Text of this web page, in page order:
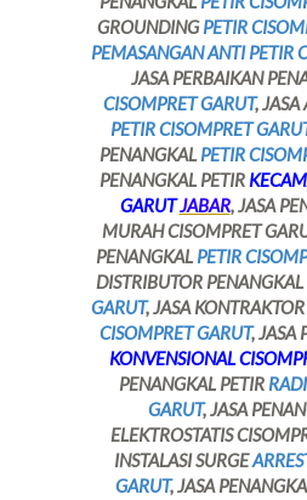
GROUNDINGPETIR
PEMASANGAN ANTI PETIR
JASA PERBAIKAN
CISOMPRET GARUT, JASA
PETIR CISOMPRET
PENANGKAL PETIR
PENANGKAL PETIR
GARUTJABAR, JASA
MURAH CISOMPRET
PENANGKAL PETIR
DISTRIBUTOR PENANGKAL
GARUT, JASA
CISOMPRET GARUT, JASA
KONVENSIONAL
PENANGKAL PETIR
GARUT, JASA
ELEKTROSTATIS
INSTALASI SURGE
GARUT, JASA